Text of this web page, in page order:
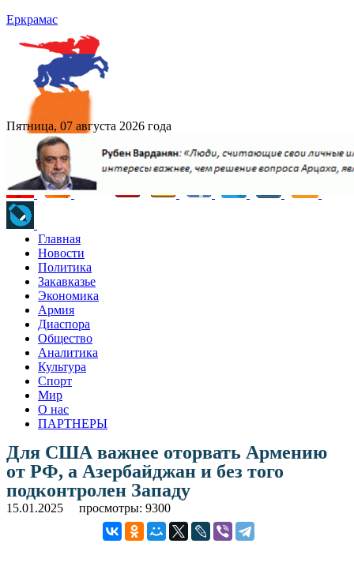
Еркрамас
Пятница, 07 августа 2026 года
Главная
Новости
Политика
Закавказье
Экономика
Армия
Диаспора
Общество
Аналитика
Культура
Спорт
Мир
О нас
ПАРТНЕРЫ
Для США важнее оторвать Армению
от РФ, а Азербайджан и без того
подконтролен Западу
15.01.2025 просмотры: 9300